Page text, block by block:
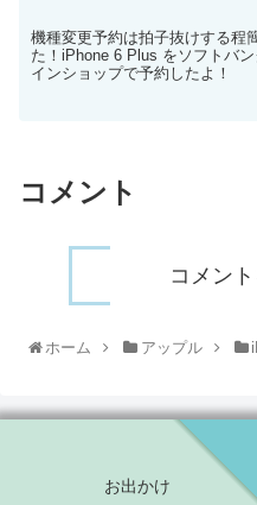
機種変更予約は拍子抜けする程
た！iPhone 6 Plus をソフトバン
インショップで予約したよ！
コメント
コメン
ホーム アップル
お出かけ